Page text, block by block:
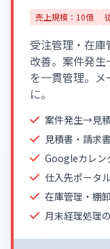
売上規模：10億
受注管理・在
改善。案件発
を一貫管理。
に。
案件発生→見
見積書・請求
Googleカレン
仕入先ポータ
在庫管理・棚
月末経理処理